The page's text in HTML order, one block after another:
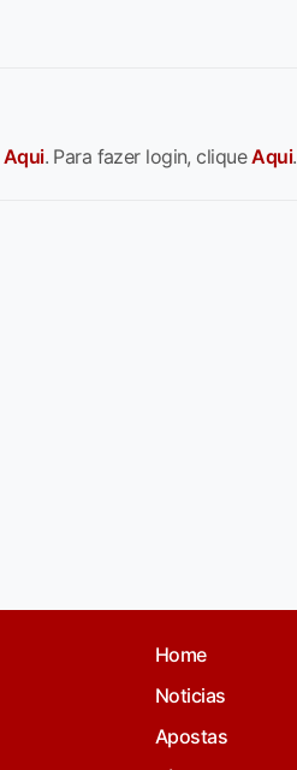
Aqui. Para fazer login, cliqueAqui.
Home
Noticias
Apostas